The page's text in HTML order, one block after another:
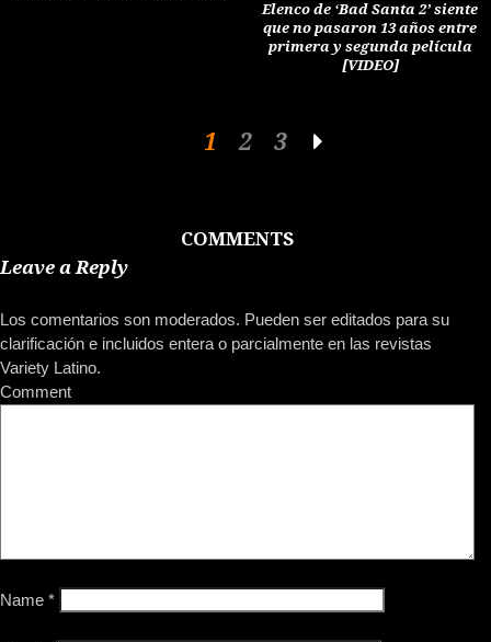
1 2 3
Elenco de ‘Bad Santa 2’ siente
que no pasaron 13 años entre
primera y segunda película
[VIDEO]
COMMENTS
Leave a Reply
Los comentarios son moderados. Pueden ser editados para su
clarificación e incluidos entera o parcialmente en las revistas
Variety Latino.
Comment
Name *